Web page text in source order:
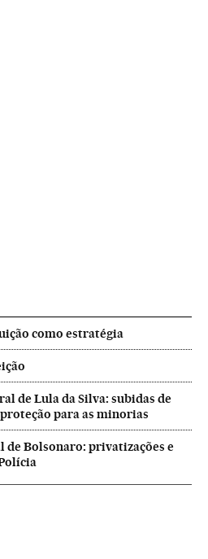
como estratégia
de Lula da Silva: subidas de
para as minorias
Bolsonaro: privatizações e